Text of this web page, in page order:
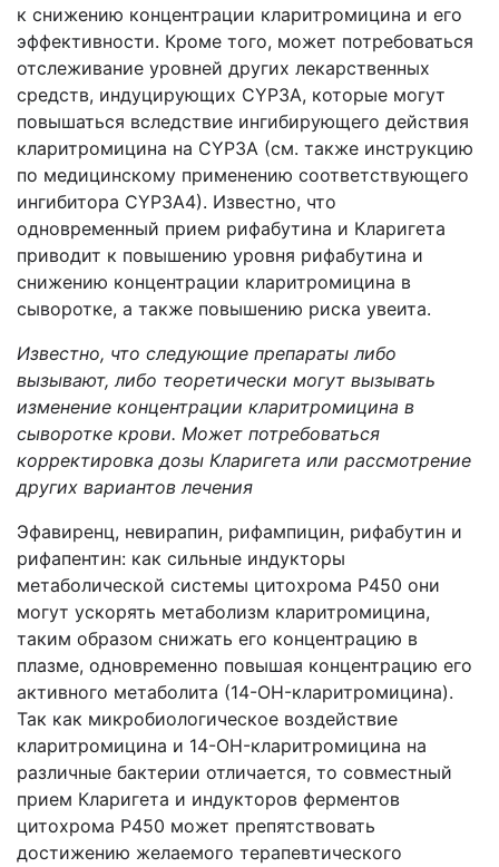
к снижению концентрации кларитромицина и его
эффективности. Кроме того, может потребоваться
отслеживание уровней других лекарственных
средств, индуцирующих CYP3A, которые могут
повышаться вследствие ингибирующего действия
кларитромицина на CYP3A (см. также инструкцию
по медицинскому применению соответствующего
ингибитора CYP3A4). Известно, что
одновременный прием рифабутина и Кларигета
приводит к повышению уровня рифабутина и
снижению концентрации кларитромицина в
сыворотке, а также повышению риска увеита.
Известно, что следующие препараты либо
вызывают, либо теоретически могут вызывать
изменение концентрации кларитромицина в
сыворотке крови. Может потребоваться
корректировка дозы Кларигета или рассмотрение
других вариантов лечения
Эфавиренц, невирапин, рифампицин, рифабутин и
рифапентин: как сильные индукторы
метаболической системы цитохрома P450 они
могут ускорять метаболизм кларитромицина,
таким образом снижать его концентрацию в
плазме, одновременно повышая концентрацию его
активного метаболита (14-OH-кларитромицина).
Так как микробиологическое воздействие
кларитромицина и 14-OH-кларитромицина на
различные бактерии отличается, то совместный
прием Кларигета и индукторов ферментов
цитохрома Р450 может препятствовать
достижению желаемого терапевтического